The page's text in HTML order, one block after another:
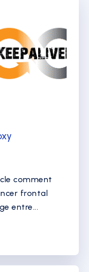
comment
frontal
entre...